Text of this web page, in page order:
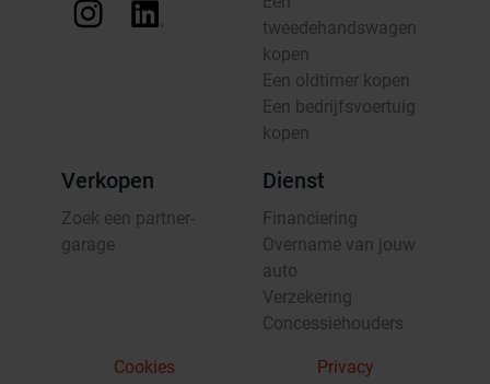
tweedehandswagen
kopen
Een oldtimer kopen
Een bedrijfsvoertuig
kopen
Verkopen
Zoek een partner-
garage
Dienst
Financiering
Overname van jouw
auto
Verzekering
Concessiehouders
Cookies
Privacy